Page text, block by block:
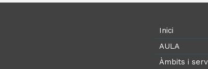
Inici
AULA
Àmbits i